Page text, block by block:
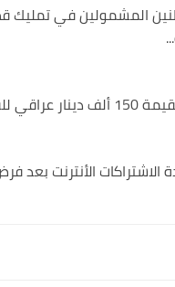
المشمولين في تمليك
التالية